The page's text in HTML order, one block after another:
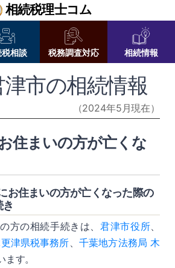
相続税理士コム
相談 税務調査対応 相続情報
市の相続情報
（2024年5月現在）
住まいの方が亡くな
お住まいの方が亡くなった際の
方の相続手続きは、君津市役所
津県税事務所
千葉地方法務局 木
す。